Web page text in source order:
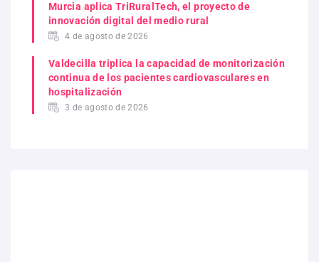
Murcia aplica TriRuralTech, el proyecto de
innovación digital del medio rural
4 de agosto de 2026
Valdecilla triplica la capacidad de monitorización
continua de los pacientes cardiovasculares en
hospitalización
3 de agosto de 2026